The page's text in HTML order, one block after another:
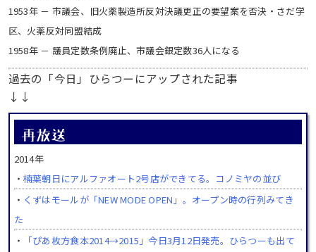
1953年 － 市議会、旧火薬製造所反対決議更正の要望案を否決・さだ学
区、火薬反対同盟結成
1958年 － 議員定数条例廃止、市議会銀定数36人になる
過去の「今日」ひらつーにアップされた記事
↓↓
2014年
・ 楠葉朝日にアルファオート2号店ができてる。コノミヤの並び
・ くずはモールが「NEW MODE OPEN」。オープン時の行列みてき
た
・
「ぴあ枚方食本2014→2015」今日3月12日発売。ひらつーも出て